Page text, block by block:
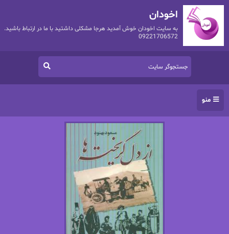
اخودان
به سایت اخودان خوش آمدید هرجا مشکلی داشتید با ما در ارتباط باشید.
09221706572
منو